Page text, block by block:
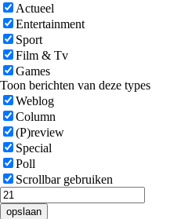
Actueel
Entertainment
Sport
Film & Tv
Games
Toon berichten van deze types
Weblog
Column
(P)review
Special
Poll
Scrollbar gebruiken
opslaan